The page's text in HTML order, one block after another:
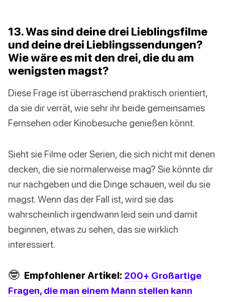
13. Was sind deine drei Lieblingsfilme
und deine drei Lieblingssendungen?
Wie wäre es mit den drei, die du am
wenigsten magst?
Diese Frage ist überraschend praktisch orientiert,
da sie dir verrät, wie sehr ihr beide gemeinsames
Fernsehen oder Kinobesuche genießen könnt.
Sieht sie Filme oder Serien, die sich nicht mit denen
decken, die sie normalerweise mag? Sie könnte dir
nur nachgeben und die Dinge schauen, weil du sie
magst. Wenn das der Fall ist, wird sie das
wahrscheinlich irgendwann leid sein und damit
beginnen, etwas zu sehen, das sie wirklich
interessiert.
🤓 Empfohlener Artikel: 200+ Großartige
Fragen, die man einem Mann stellen kann